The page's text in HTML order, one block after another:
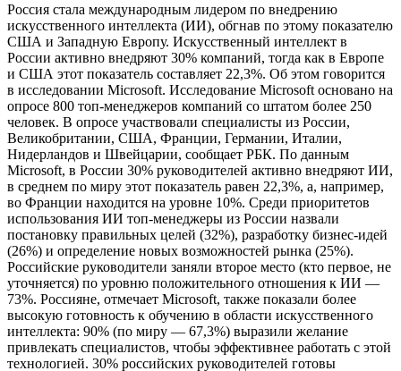
Россия стала международным лидером по внедрению
искусственного интеллекта (ИИ), обгнав по этому показателю
США и Западную Европу. Искусственный интеллект в
России активно внедряют 30% компаний, тогда как в Европе
и США этот показатель составляет 22,3%. Об этом говорится
в исследовании Microsoft. Исследование Microsoft основано на
опросе 800 топ-менеджеров компаний со штатом более 250
человек. В опросе участвовали специалисты из России,
Великобритании, США, Франции, Германии, Италии,
Нидерландов и Швейцарии, сообщает РБК. По данным
Microsoft, в России 30% руководителей активно внедряют ИИ,
в среднем по миру этот показатель равен 22,3%, а, например,
во Франции находится на уровне 10%. Среди приоритетов
использования ИИ топ-менеджеры из России назвали
постановку правильных целей (32%), разработку бизнес-идей
(26%) и определение новых возможностей рынка (25%).
Российские руководители заняли второе место (кто первое, не
уточняется) по уровню положительного отношения к ИИ —
73%. Россияне, отмечает Microsoft, также показали более
высокую готовность к обучению в области искусственного
интеллекта: 90% (по миру — 67,3%) выразили желание
привлекать специалистов, чтобы эффективнее работать с этой
технологией. 30% российских руководителей готовы